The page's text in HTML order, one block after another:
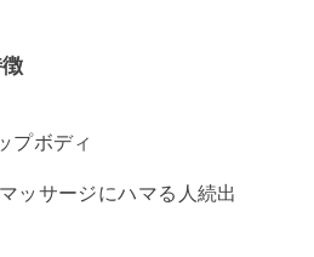
プボディ
ッサージにハマる人続出